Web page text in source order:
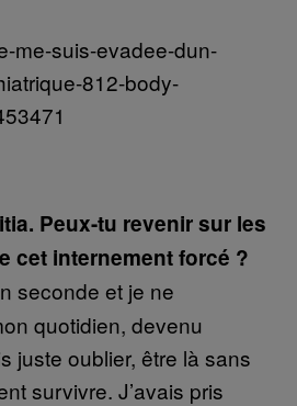
Peux-tu revenir sur les
cet internement forcé ?
seconde et je ne
quotidien, devenu
juste oublier, être là sans
survivre. J’avais pris